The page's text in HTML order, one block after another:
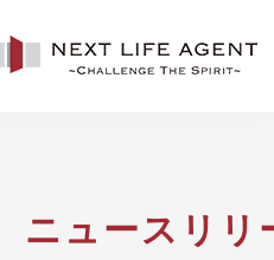
ニュースリリ